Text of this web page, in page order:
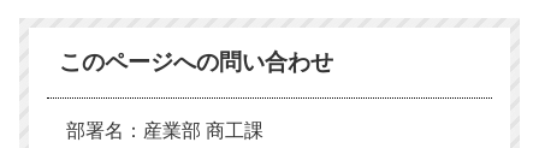
このページへの問い合わせ
部署名：産業部 商工課